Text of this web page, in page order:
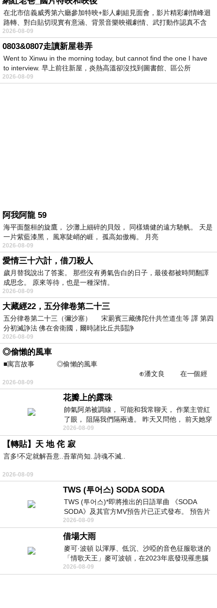
在北市信義威秀第六廳參加特映+影人劇組見面會，影片精彩劇情峰迴
路轉、對白貼切現實有意涵、背景音樂映襯劇情、武打動作認真不含
糊、
2026-08-09
0803&0807走讀新屋巷弄
Went to Xinwu in the morning today, but cannot find the one I have
to interview. 早上前往新屋，炎熱高溫卻沒找到圖書館、區公所
2026-08-09
阿我阿龍 59
海平面盤桓的旋鷹， 沙灘上細碎的貝殼， 同樣矯健的遠方馳帆。 天是
一片紫藍漆黑， 風寒陡峭的崕， 孤高如傲梅。 月亮
2026-08-09
愛情三十六計，借刀殺人
歲月替我說出了答案。 那些沒有勇氣告白的日子，最後都被時間翻譯
成思念。 原來等待，也是一種深情。
2026-08-09
大藏經22，五分律卷第二十三
五分律卷第二十三（彌沙塞） 宋罽賓三藏佛陀什共竺道生等 譯 第四
分初滅諍法 佛在舍衛國，爾時諸比丘共鬪諍
2026-08-09
◎偷懶的風車
■寓言故事 ◎偷懶的風車
⊕潘文良 在一個經
常颳風的山丘上—&m
2026-08-09
花瓣上的露珠
帥氣阿弟被調線， 可能和我常聊天， 作業主管紅
了眼， 阻隔我們隔兩邊。 昨天又問他， 前天她穿
什麼顏色衣服， 不經
2026-08-09
【轉貼】天 地 侘 寂
言多!不定就解吾意..吾輩尚知..詩魂不滅..
2026-08-09
TWS (투어스) SODA SODA
TWS (투어스)*即將推出的日語單曲 《SODA
SODA》及其官方MV預告片已正式發布。 預告片
一經發布， 就引發了粉絲們對這次夏季回
2026-08-09
借場大雨
麥可·波頓 以渾厚、低沉、沙啞的音色征服歌迷的
「情歌天王」麥可波頓，在2023年底發現罹患腦
瘤「祈禱早日康復，一切都好」。
2026-08-09